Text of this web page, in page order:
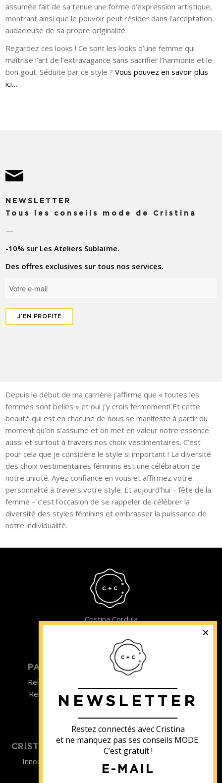
assumée fait de sa tenue une forme d’expression artistique,
montrant ainsi que le pouvoir peut résider dans l’acceptation
audacieuse de sa propre originalité.
Regardez ces looks ! Ce sont les looks d’une femme qui
maîtrise l’art de l’extravagance sans sacrifier l’harmonie et le
bon gout. Séduite par ce style ?Vous pouvez en savoir plus
ici…
NEWSLETTER
Tous les conseils mode de Cristina
—
-10% sur Les Ateliers Sublaïme.
Des offres exclusives sur tous nos services.
Depuis le début de ma carrière j’affirme que « toutes les
femmes sont belles » et oui j’y crois fermement! Et cette
beauté qui est en chacune de nous se manifeste à partir du
moment qu’on s’assume et on met en valeur notre essence
aussi et surtout à travers nos choix vestimentaires. C’est
pour cela que je considère le style si important ! La diversité
des choix vestimentaires féminins est une célébration de
notre unicité. Ayez confiance en vous et affirmez votre
personnalité à travers votre style. Et aujourd’hui – fête de la
femme – c’est l’occasion de se rappeler de célébrer la
diversité des styles féminins et embrasser la puissance de
notre individualité.
Cristina Cordula
PARTICULIER
Relooking homme
Relooking femme
ENTREPRISE
ENTREPRISE
Formations
CRISTINA SOUTIENT
Innocence en Danger
Contact
NEWSLETTER
Restez connectés avec Cristina
et ne manquez pas ses conseils MODE.
C’est gratuit !
E-MAIL